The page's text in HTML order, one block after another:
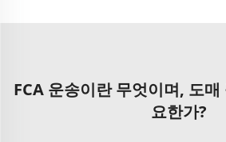
FCA 운송이란 무엇이며, 도
요한가?